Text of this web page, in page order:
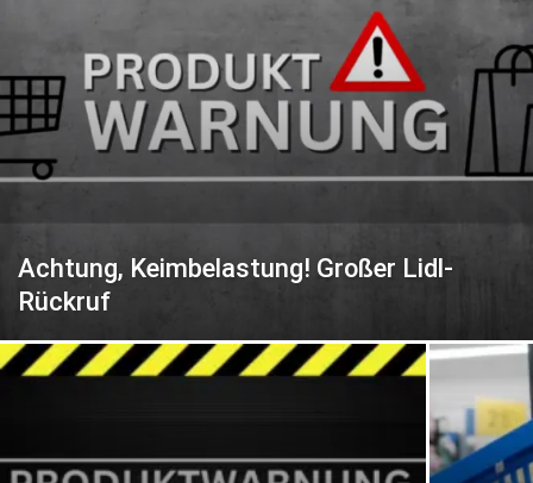
Achtung, Keimbelastung! Großer Lidl-
Rückruf